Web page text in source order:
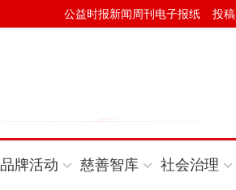
公益时报新闻周刊电子报纸 投稿
品牌活动 慈善智库 社会治理